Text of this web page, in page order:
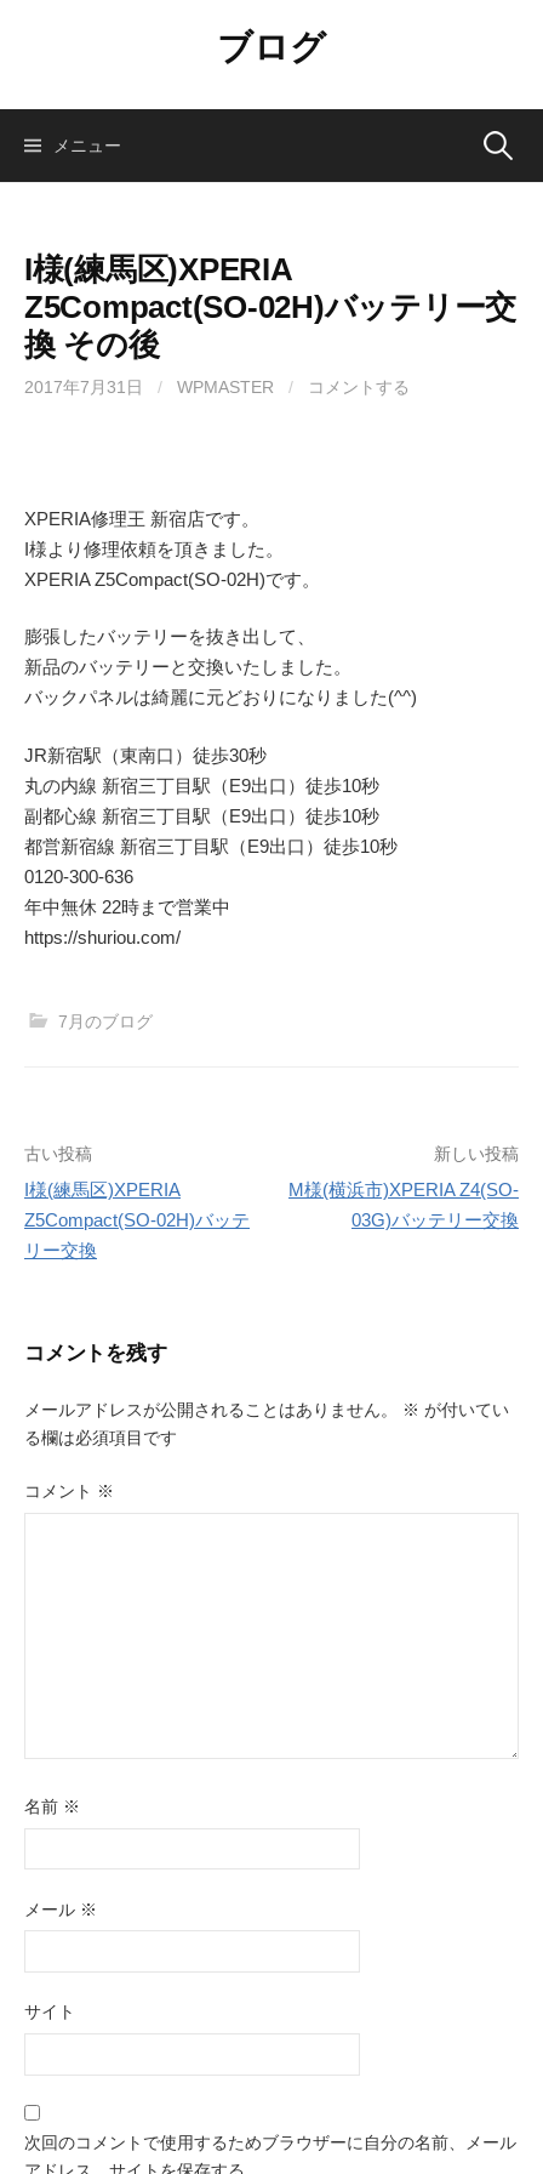
ン
ブログ
メニュー 検
I様(練馬区)XPERIA
Z5Compact(SO-02H)バッテリー交
換 その後
2017年7月31日 / WPMASTER / コメントする
XPERIA修理王 新宿店です。
I様より修理依頼を頂きました。
XPERIA Z5Compact(SO-02H)です。
膨張したバッテリーを抜き出して、
新品のバッテリーと交換いたしました。
バックパネルは綺麗に元どおりになりました(^^)
JR新宿駅（東南口）徒歩30秒
丸の内線 新宿三丁目駅（E9出口）徒歩10秒
副都心線 新宿三丁目駅（E9出口）徒歩10秒
都営新宿線 新宿三丁目駅（E9出口）徒歩10秒
0120-300-636
年中無休 22時まで営業中
https://shuriou.com/
7月のブログ
投
稿
ナ
シ
ン
古い投稿
I様(練馬区)XPERIA
Z5Compact(SO-02H)バッテ
リー交換
新しい投稿
M様(横浜市)XPERIA Z4(SO-
03G)バッテリー交換
コメントを残す
メールアドレスが公開されることはありません。 ※ が付いてい
る欄は必須項目です
コメント ※
名前 ※
メール ※
サイト
次回のコメントで使用するためブラウザーに自分の名前、メール
アドレス、サイトを保存する。